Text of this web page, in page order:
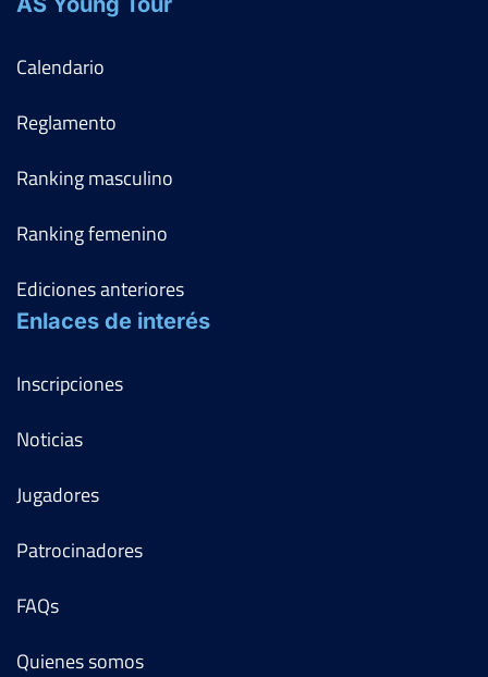
Calendario
Reglamento
Ranking masculino
Ranking femenino
Ediciones anteriores
Enlaces de interés
Inscripciones
Noticias
Jugadores
Patrocinadores
FAQs
Quienes somos